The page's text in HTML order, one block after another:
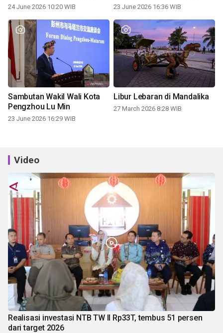
24 June 2026 10:20 WIB 23 June 2026 16:36 WIB
Sambutan Wakil Wali Kota
Pengzhou Lu Min
23 June 2026 16:29 WIB
Libur Lebaran di Mandalika
27 March 2026 8:28 WIB
Video
Realisasi investasi NTB TW II Rp33T, tembus 51 persen
dari target 2026